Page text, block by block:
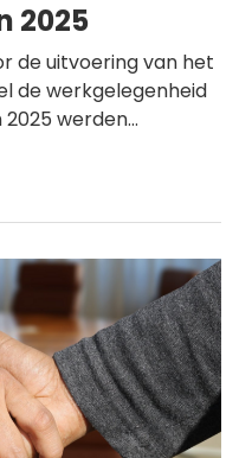
2025
de uitvoering van het
de werkgelegenheid
werden…